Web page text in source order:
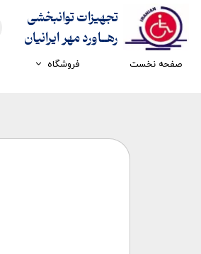
تجهیزات توانبخشی
​​​​​​​رهــاورد مهر ایرانیان
صفحه نخست فروشگاه
تجهیزات کار درمانی